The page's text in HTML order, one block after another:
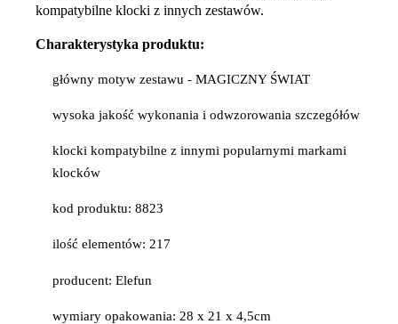
kompatybilne klocki z innych zestawów.
Charakterystyka produktu:
główny motyw zestawu - MAGICZNY ŚWIAT
wysoka jakość wykonania i odwzorowania szczegółów
klocki kompatybilne z innymi popularnymi markami
klocków
kod produktu: 8823
ilość elementów: 217
producent: Elefun
wymiary opakowania: 28 x 21 x 4,5cm